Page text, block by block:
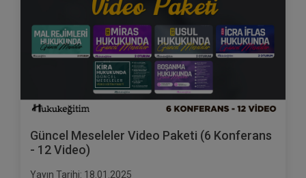
Güncel Meseleler Video Paketi (6 Konferans
- 12 Video)
Yayın Tarihi: 18.01.2025